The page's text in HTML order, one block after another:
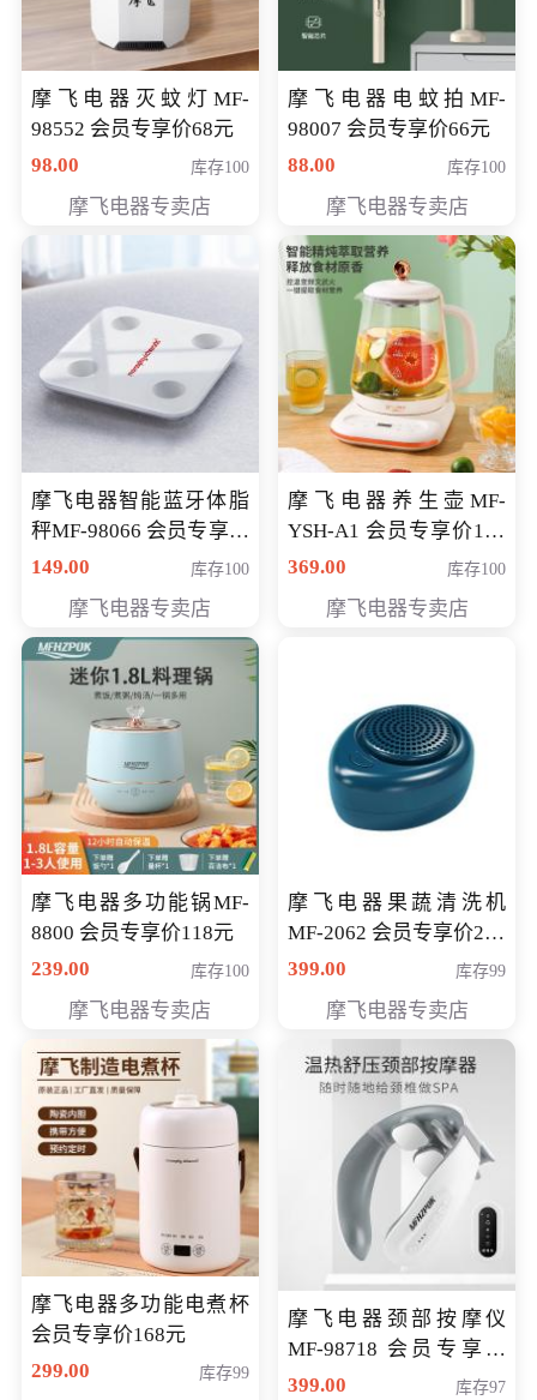
摩飞电器灭蚊灯MF-
98552 会员专享价68元
98.00
库存100
摩飞电器专卖店
摩飞电器电蚊拍MF-
98007 会员专享价66元
88.00
库存100
摩飞电器专卖店
摩飞电器智能蓝牙体脂
秤MF-98066 会员专享价
98元
149.00 库存100
摩飞电器专卖店
摩飞电器养生壶MF-
YSH-A1 会员专享价198
元
369.00 库存100
摩飞电器专卖店
摩飞电器多功能锅MF-
8800 会员专享价118元
239.00
库存100
摩飞电器专卖店
摩飞电器果蔬清洗机
MF-2062 会员专享价268
元
399.00 库存99
摩飞电器专卖店
摩飞电器多功能电煮杯
会员专享价168元
299.00
库存99
摩飞电器颈部按摩仪
MF-98718 会员专享价
299元
399.00 库存97